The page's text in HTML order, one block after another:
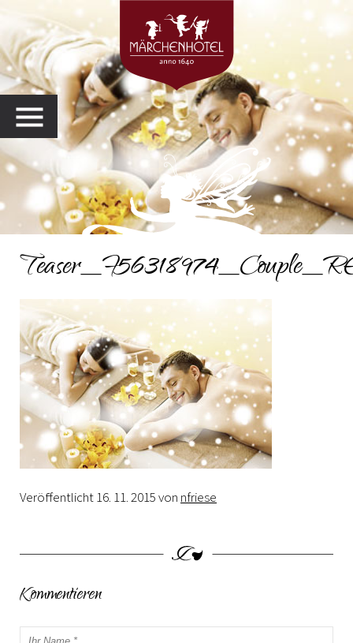
MENU
Veröffentlicht16. 11. 2015von nfriese
Kommentieren